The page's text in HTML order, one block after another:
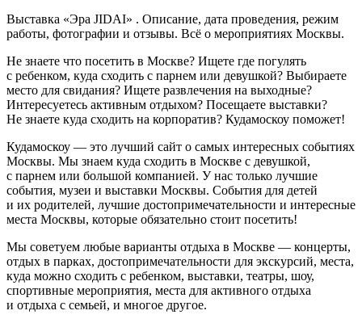
Выставка «Эра JIDAI» . Описание, дата проведения, режим
работы, фотографии и отзывы. Всё о мероприятиях Москвы.
Не знаете что посетить в Москве? Ищете где погулять
с ребенком, куда сходить с парнем или девушкой? Выбираете
место для свидания? Ищете развлечения на выходные?
Интересуетесь активным отдыхом? Посещаете выставки?
Не знаете куда сходить на корпоратив? Кудамоскоу поможет!
Кудамоскоу — это лучший сайт о самых интересных событиях
Москвы. Мы знаем куда сходить в Москве с девушкой,
с парнем или большой компанией. У нас только лучшие
события, музеи и выставки Москвы. События для детей
и их родителей, лучшие достопримечательности и интересные
места Москвы, которые обязательно стоит посетить!
Мы советуем любые варианты отдыха в Москве — концерты,
отдых в парках, достопримечательности для экскурсий, места,
куда можно сходить с ребенком, выставки, театры, шоу,
спортивные мероприятия, места для активного отдыха
и отдыха с семьей, и многое другое.